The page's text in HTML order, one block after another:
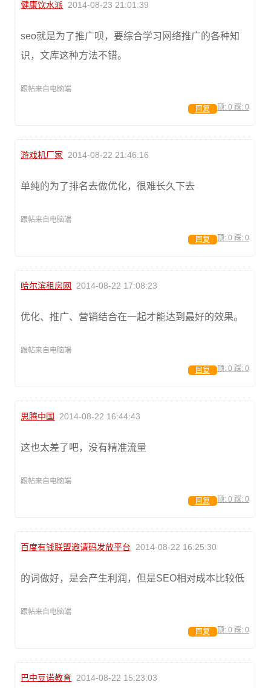
健康饮水派 2014-08-23 21:01:39
seo就是为了推广呗，要综合学习网络推广的各种知
识，文库这种方法不错。
跟帖来自电脑端
顶: 0 踩: 0
回复
游戏机厂家 2014-08-22 21:46:16
单纯的为了排名去做优化，很难长久下去
跟帖来自电脑端
顶: 0 踩: 0
回复
哈尔滨租房网 2014-08-22 17:08:23
优化、推广、营销结合在一起才能达到最好的效果。
跟帖来自电脑端
顶: 0 踩: 0
回复
思腾中国 2014-08-22 16:44:43
这也太差了吧，没有精准流量
跟帖来自电脑端
顶: 0 踩: 0
回复
百度有钱联盟邀请码发放平台 2014-08-22 16:25:30
的词做好，是会产生利润，但是SEO相对成本比较低
跟帖来自电脑端
顶: 0 踩: 0
回复
巴中豆诺教育 2014-08-22 15:23:03